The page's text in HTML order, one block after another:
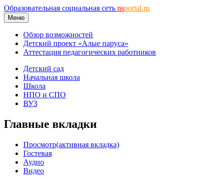
Образовательная социальная сеть nsportal.ru
Меню
Обзор возможностей
Детский проект «Алые паруса»
Аттестация педагогических работников
Детский сад
Начальная школа
Школа
НПО и СПО
ВУЗ
Главные вкладки
Просмотр(активная вкладка)
Гостевая
Аудио
Видео